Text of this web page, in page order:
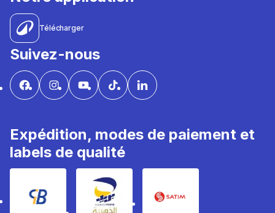
Télécharger
Suivez-nous
Expédition, modes de paiement et
labels de qualité